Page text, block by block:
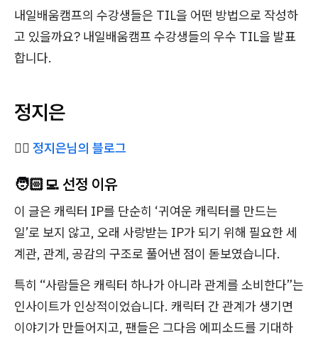
내일배움캠프의 수강생들은 TIL을 어떤 방법으로 작성하
고 있을까요? 내일배움캠프 수강생들의 우수 TIL을 발표
합니다.
정지은
✍🏻 정지은님의 블로그
🧑🏻‍💻 선정 이유
이 글은 캐릭터 IP를 단순히 ‘귀여운 캐릭터를 만드는
일’로 보지 않고, 오래 사랑받는 IP가 되기 위해 필요한 세
계관, 관계, 공감의 구조로 풀어낸 점이 돋보였습니다.
특히 “사람들은 캐릭터 하나가 아니라 관계를 소비한다”는
인사이트가 인상적이었습니다. 캐릭터 간 관계가 생기면
이야기가 만들어지고, 팬들은 그다음 에피소드를 기대하